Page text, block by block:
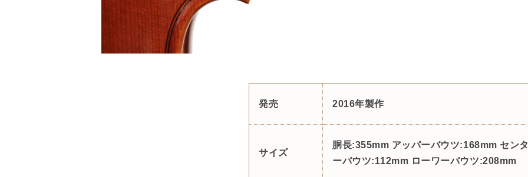
発売 2016年製作
サイズ
胴長:355mm アッパーバウツ:168mm センタ
ーバウツ:112mm ローワーバウツ:208mm